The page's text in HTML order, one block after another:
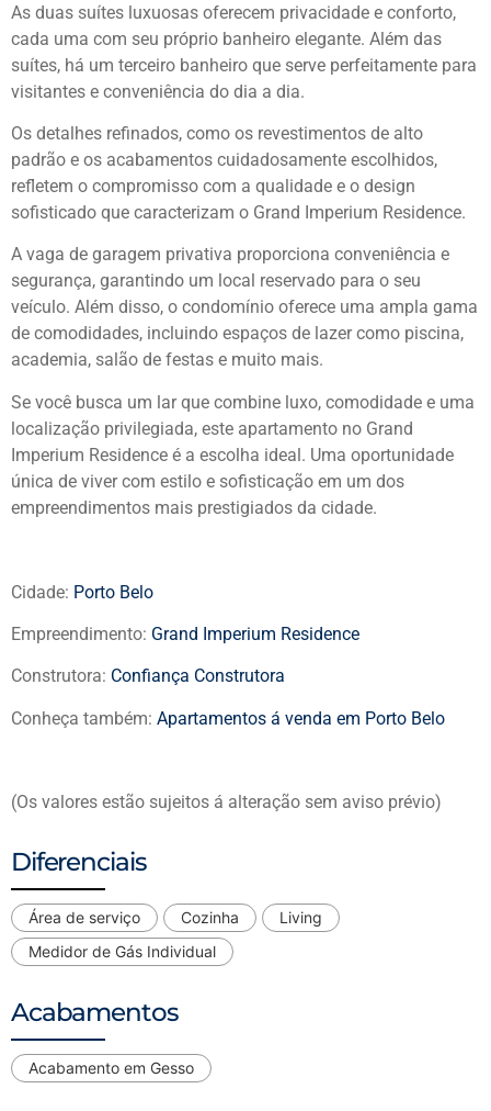
As duas suítes luxuosas oferecem privacidade e conforto,
cada uma com seu próprio banheiro elegante. Além das
suítes, há um terceiro banheiro que serve perfeitamente para
visitantes e conveniência do dia a dia.
Os detalhes refinados, como os revestimentos de alto
padrão e os acabamentos cuidadosamente escolhidos,
refletem o compromisso com a qualidade e o design
sofisticado que caracterizam o Grand Imperium Residence.
A vaga de garagem privativa proporciona conveniência e
segurança, garantindo um local reservado para o seu
veículo. Além disso, o condomínio oferece uma ampla gama
de comodidades, incluindo espaços de lazer como piscina,
academia, salão de festas e muito mais.
Se você busca um lar que combine luxo, comodidade e uma
localização privilegiada, este apartamento no Grand
Imperium Residence é a escolha ideal. Uma oportunidade
única de viver com estilo e sofisticação em um dos
empreendimentos mais prestigiados da cidade.
Cidade: Porto Belo
Empreendimento: Grand Imperium Residence
Construtora: Confiança Construtora
Conheça também: Apartamentos á venda em Porto Belo
(Os valores estão sujeitos á alteração sem aviso prévio)
Diferenciais
Área de serviço Cozinha
Living
Medidor de Gás Individual
Acabamentos
Acabamento em Gesso